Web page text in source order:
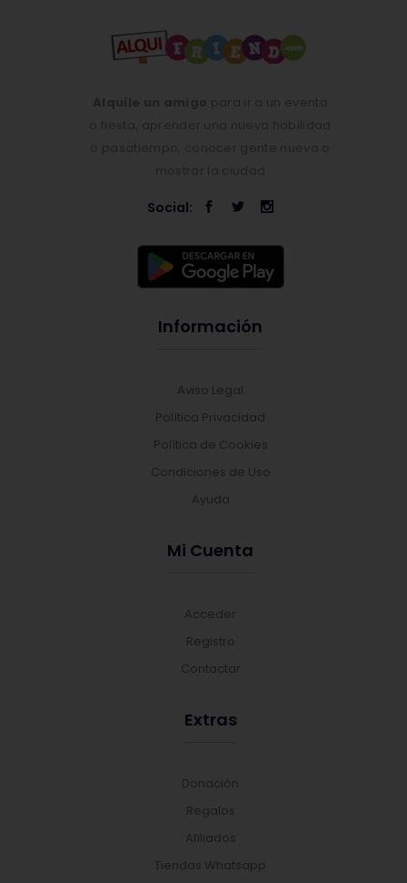
Social:
Información
Aviso Legal
Política Privacidad
Política de Cookies
Condiciones de Uso
Ayuda
Mi Cuenta
Acceder
Registro
Contactar
Extras
Donación
Regalos
Afiliados
Tiendas Whatsapp